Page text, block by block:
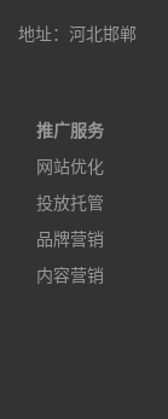
地址：河北邯郸
推广服务
网站优化
投放托管
品牌营销
内容营销